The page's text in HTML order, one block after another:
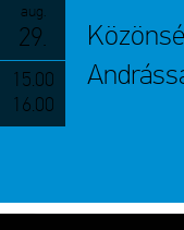
aug.
29.
15.00
16.00